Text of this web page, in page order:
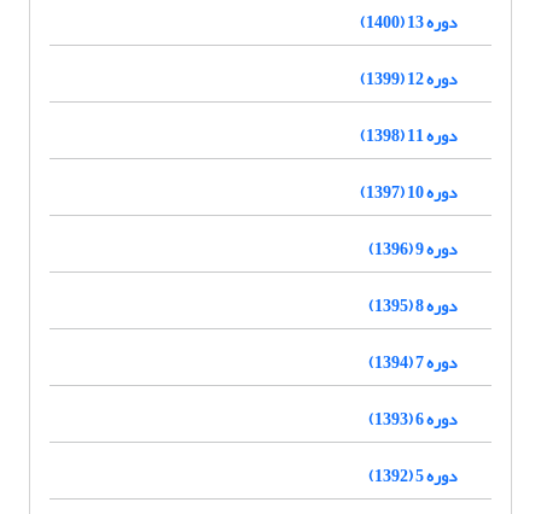
دوره 13 (1400)
دوره 12 (1399)
دوره 11 (1398)
دوره 10 (1397)
دوره 9 (1396)
دوره 8 (1395)
دوره 7 (1394)
دوره 6 (1393)
دوره 5 (1392)